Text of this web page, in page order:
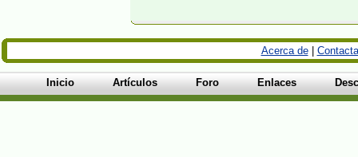
Acerca de|
Inicio Artículos Foro Enlaces